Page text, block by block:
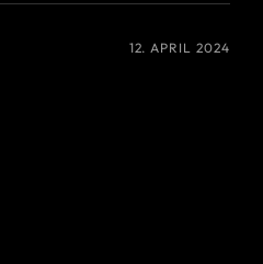
12. APRIL 2024